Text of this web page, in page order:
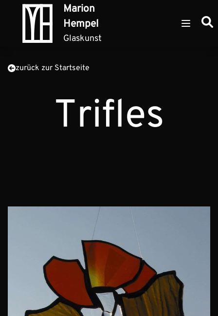
Zum Inhalt springenMarion
Hempel
Glaskunst
Open
zurück zur Startseite
Trifles